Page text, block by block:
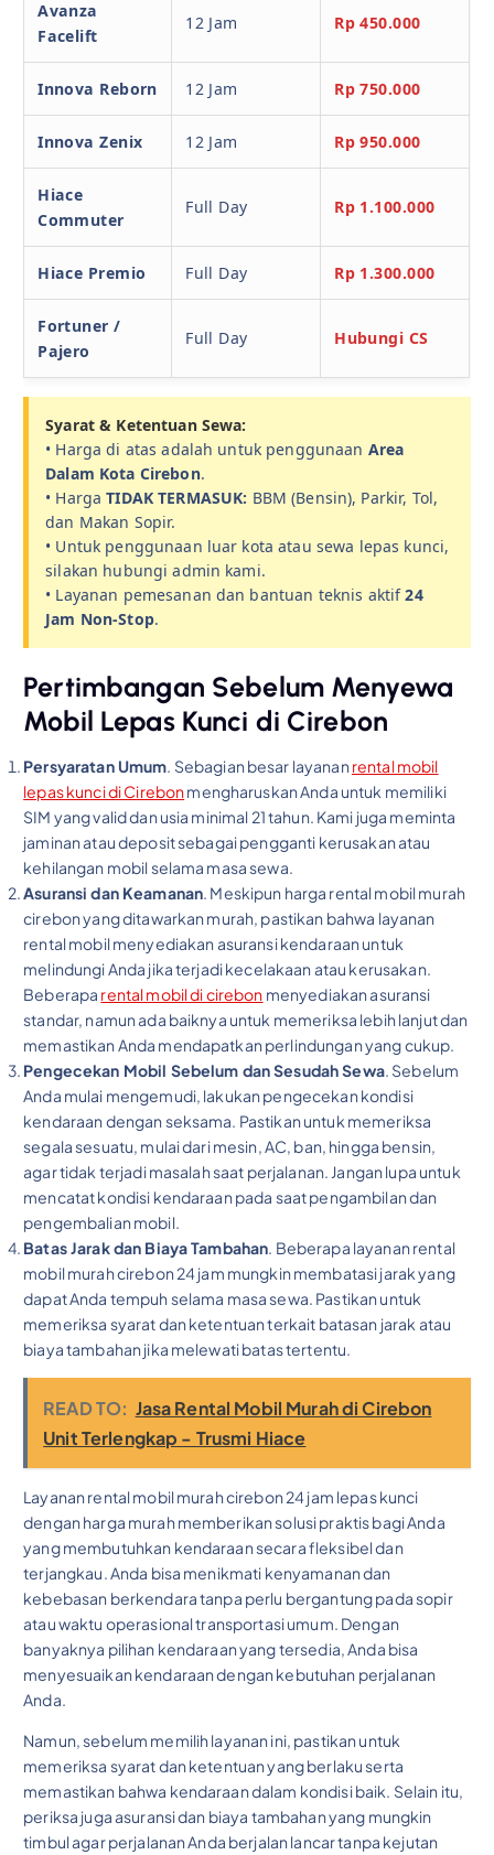
Avanza
Facelift
12 Jam Rp 450.000
Innova Reborn 12 Jam Rp 750.000
Innova Zenix 12 Jam Rp 950.000
Hiace
Commuter
Full Day Rp 1.100.000
Hiace Premio Full Day Rp 1.300.000
Fortuner /
Pajero
Full Day Hubungi CS
Syarat & Ketentuan Sewa:
• Harga di atas adalah untuk penggunaan Area
Dalam Kota Cirebon.
• HargaTIDAK TERMASUK: BBM (Bensin), Parkir, Tol,
dan Makan Sopir.
• Untuk penggunaan luar kota atau sewa lepas kunci,
silakan hubungi admin kami.
• Layanan pemesanan dan bantuan teknis aktif24
Jam Non-Stop.
Pertimbangan Sebelum Menyewa
Mobil Lepas Kunci di Cirebon
Persyaratan Umum. Sebagian besar layananrental mobil
lepas kunci di Cirebonmengharuskan Anda untuk memiliki
SIM yang valid dan usia minimal 21 tahun. Kami juga meminta
jaminan atau deposit sebagai pengganti kerusakan atau
kehilangan mobil selama masa sewa.
Asuransi dan Keamanan. Meskipun harga rental mobil murah
cirebon yang ditawarkan murah, pastikan bahwa layanan
rental mobil menyediakan asuransi kendaraan untuk
melindungi Anda jika terjadi kecelakaan atau kerusakan.
Beberapa rental mobil di cirebon menyediakan asuransi
standar, namun ada baiknya untuk memeriksa lebih lanjut dan
memastikan Anda mendapatkan perlindungan yang cukup.
Pengecekan Mobil Sebelum dan Sesudah Sewa. Sebelum
Anda mulai mengemudi, lakukan pengecekan kondisi
kendaraan dengan seksama. Pastikan untuk memeriksa
segala sesuatu, mulai dari mesin, AC, ban, hingga bensin,
agar tidak terjadi masalah saat perjalanan. Jangan lupa untuk
mencatat kondisi kendaraan pada saat pengambilan dan
pengembalian mobil.
Batas Jarak dan Biaya Tambahan. Beberapa layanan rental
mobil murah cirebon 24 jam mungkin membatasi jarak yang
dapat Anda tempuh selama masa sewa. Pastikan untuk
memeriksa syarat dan ketentuan terkait batasan jarak atau
biaya tambahan jika melewati batas tertentu.
READ TO: Jasa Rental Mobil Murah di Cirebon
Unit Terlengkap - Trusmi Hiace
Layanan rental mobil murah cirebon 24 jam lepas kunci
dengan harga murah memberikan solusi praktis bagi Anda
yang membutuhkan kendaraan secara fleksibel dan
terjangkau. Anda bisa menikmati kenyamanan dan
kebebasan berkendara tanpa perlu bergantung pada sopir
atau waktu operasional transportasi umum. Dengan
banyaknya pilihan kendaraan yang tersedia, Anda bisa
menyesuaikan kendaraan dengan kebutuhan perjalanan
Anda.
Namun, sebelum memilih layanan ini, pastikan untuk
memeriksa syarat dan ketentuan yang berlaku serta
memastikan bahwa kendaraan dalam kondisi baik. Selain itu,
periksa juga asuransi dan biaya tambahan yang mungkin
timbul agar perjalanan Anda berjalan lancar tanpa kejutan